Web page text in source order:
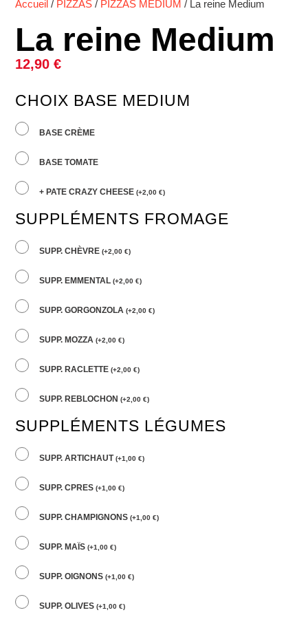
Accueil / PIZZAS / PIZZAS MEDIUM / La reine Medium
La reine Medium
12,90€
CHOIX BASE MEDIUM
BASE CRÈME
BASE TOMATE
+ PATE CRAZY CHEESE(+2,00€)
SUPPLÉMENTS FROMAGE
SUPP. CHÈVRE(+2,00€)
SUPP. EMMENTAL(+2,00€)
SUPP. GORGONZOLA(+2,00€)
SUPP. MOZZA(+2,00€)
SUPP. RACLETTE(+2,00€)
SUPP. REBLOCHON(+2,00€)
SUPPLÉMENTS LÉGUMES
SUPP. ARTICHAUT(+1,00€)
SUPP. CPRES(+1,00€)
SUPP. CHAMPIGNONS(+1,00€)
SUPP. MAÏS(+1,00€)
SUPP. OIGNONS(+1,00€)
SUPP. OLIVES(+1,00€)